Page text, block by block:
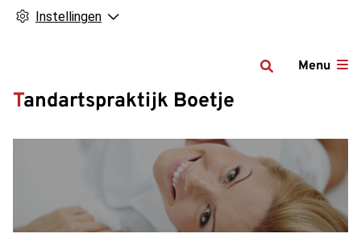
Instellingen
Tandartspraktijk Boetje
Menu